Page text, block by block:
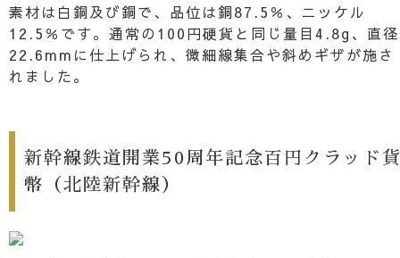
素材は白銅及び銅で、品位は銅87.5％、ニッケル
12.5％です。通常の100円硬貨と同じ量目4.8g、直径
22.6mmに仕上げられ、微細線集合や斜めギザが施さ
れました。
新幹線鉄道開業50周年記念百円クラッド
幣（北陸新幹線）